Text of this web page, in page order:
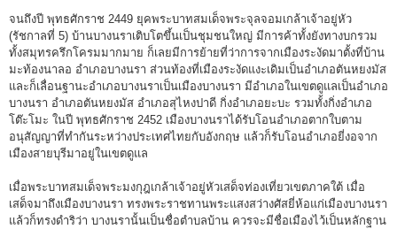
จนถึงปี พุทธศักราช 2449 ยุคพระบาทสมเด็จพระจุลจอมเกล้าเจ้าอยู่หัว
(รัชกาลที่ 5) บ้านบางนราเติบโตขึ้นเป็นชุมชนใหญ่ มีการค้าทั้งยังทางบกรวม
ทั้งสมุทรครึกโครมมากมาย ก็เลยมีการย้ายที่ว่าการจากเมืองระงัดมาตั้งที่บ้าน
มะท้องนาลอ อำเภอบางนรา ส่วนท้องที่เมืองระงัดแงะเดิมเป็นอำเภอตันหยงมัส
และก็เลื่อนฐานะอำเภอบางนราเป็นเมืองบางนรา มีอำเภอในเขตดูแลเป็นอำเภอ
บางนรา อำเภอตันหยงมัส อำเภอสุไหงปาดี กิ่งอำเภอยะบะ รวมทั้งกิ่งอำเภอ
โต๊ะโมะ ในปี พุทธศักราช 2452 เมืองบางนราได้รับโอนอำเภอตากใบตาม
อนุสัญญาที่ทำกันระหว่างประเทศไทยกับอังกฤษ แล้วก็รับโอนอำเภอยี่งอจาก
เมืองสายบุรีมาอยู่ในเขตดูแล
เมื่อพระบาทสมเด็จพระมงกุฎเกล้าเจ้าอยู่หัวเสด็จท่องเที่ยวเขตภาคใต้ เมื่อ
เสด็จมาถึงเมืองบางนรา ทรงพระราชทานพระแสงสว่างศัสยี่ห้อแก่เมืองบางนรา
แล้วก็ทรงดำริว่า บางนรานั้นเป็นชื่อตำบลบ้าน ควรจะมีชื่อเมืองไว้เป็นหลักฐาน